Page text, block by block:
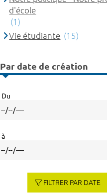
d'école
(1)
Vie étudiante (15)
Par date de création
Du
à
FILTRER PAR DATE